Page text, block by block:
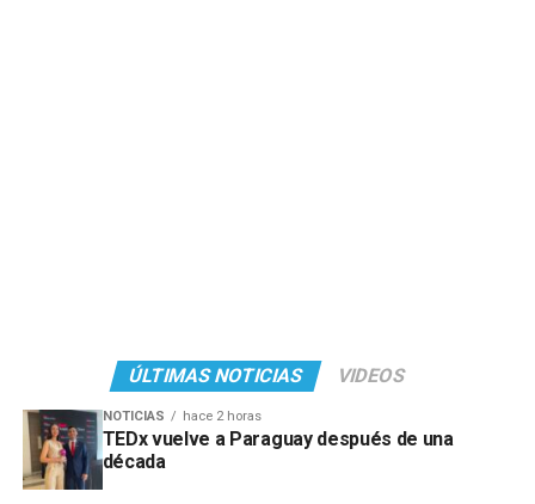
ÚLTIMAS NOTICIAS VIDEOS
NOTICIAS hace 2 horas
TEDx vuelve a Paraguay después de una
década